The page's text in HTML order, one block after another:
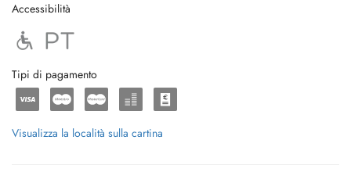
Accessibilità
Tipi di pagamento
Visualizza la località sulla cartina